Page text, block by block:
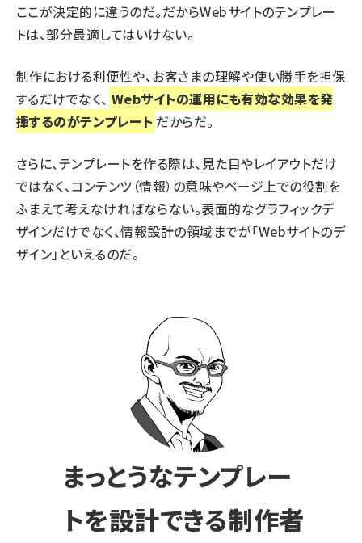
ここが決定的に違うのだ。だからWebサイトのテンプレー
トは、部分最適してはいけない。
制作における利便性や、お客さまの理解や使い勝手を担保
するだけでなく、 Webサイトの運用にも有効な効果を発
揮するのがテンプレート だからだ。
さらに、テンプレートを作る際は、見た目やレイアウトだけ
ではなく、コンテンツ（情報）の意味やページ上での役割を
ふまえて考えなければならない。表面的なグラフィックデ
ザインだけでなく、情報設計の領域までが「Webサイトのデ
ザイン」といえるのだ。
まっとうなテンプレー
トを設計できる制作者